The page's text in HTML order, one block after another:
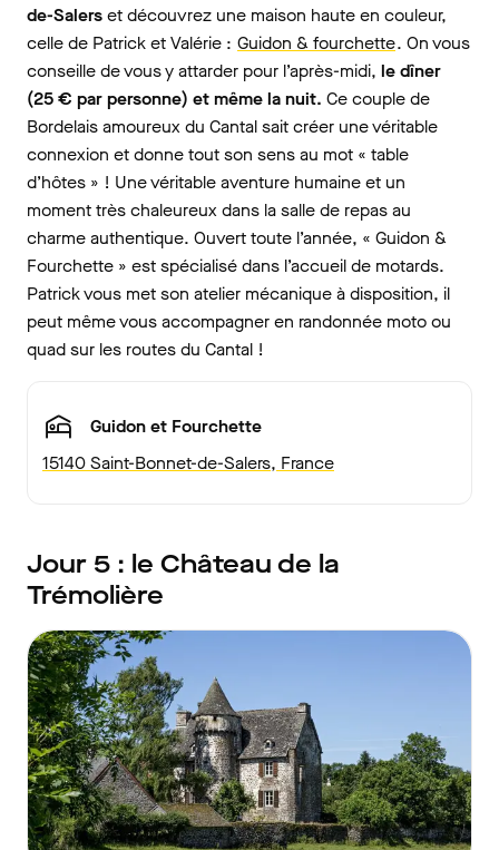
de-Salerset découvrez une maison haute en couleur,
celle de Patrick et Valérie : Guidon & fourchette. On vous
conseille de vous y attarder pour l’après-midi, le dîner
(25 € par personne) et même la nuit. Ce couple de
Bordelais amoureux du Cantal sait créer une véritable
connexion et donne tout son sens au mot « table
d’hôtes » ! Une véritable aventure humaine et un
moment très chaleureux dans la salle de repas au
charme authentique. Ouvert toute l’année, « Guidon &
Fourchette » est spécialisé dans l’accueil de motards.
Patrick vous met son atelier mécanique à disposition, il
peut même vous accompagner en randonnée moto ou
quad sur les routes du Cantal !
Guidon et Fourchette
15140 Saint-Bonnet-de-Salers, France
Jour 5 : le Château de la
Trémolière